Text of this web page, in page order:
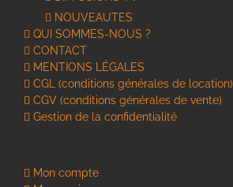
NOUVEAUTES
QUI SOMMES-NOUS ?
CONTACT
MENTIONS LÉGALES
CGL (conditions générales de location)
CGV (conditions générales de vente)
Gestion de la confidentialité
Mon compte